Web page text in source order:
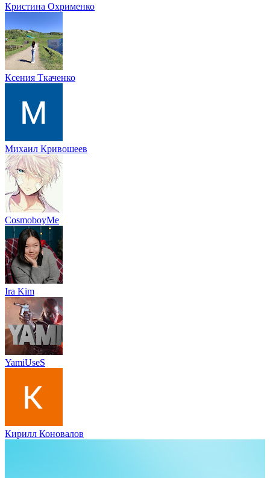
Кристина Охрименко
Ксения Ткаченко
Михаил Кривошеев
CosmoboyMe
Ira Kim
YamiUseS
Кирилл Коновалов